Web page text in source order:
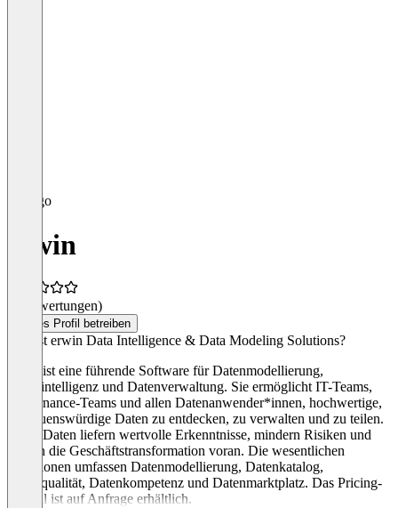
erwin
(0 Bewertungen)
Dieses Profil betreiben
Was ist erwin Data Intelligence & Data Modeling Solutions?
erwin ist eine führende Software für Datenmodellierung,
Datenintelligenz und Datenverwaltung. Sie ermöglicht IT-Teams,
Governance-Teams und allen Datenanwender*innen, hochwertige,
vertrauenswürdige Daten zu entdecken, zu verwalten und zu teilen.
Diese Daten liefern wertvolle Erkenntnisse, mindern Risiken und
treiben die Geschäftstransformation voran. Die wesentlichen
Funktionen umfassen Datenmodellierung, Datenkatalog,
Datenqualität, Datenkompetenz und Datenmarktplatz. Das Pricing-
Modell ist auf Anfrage erhältlich.